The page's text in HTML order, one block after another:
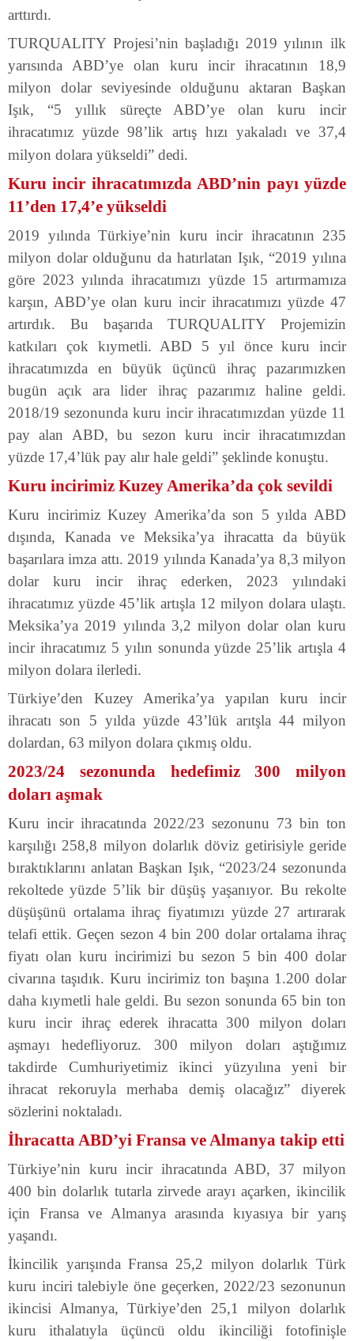
arttırdı.
TURQUALITY Projesi’nin başladığı 2019 yılının ilk
yarısında ABD’ye olan kuru incir ihracatının 18,9
milyon dolar seviyesinde olduğunu aktaran Başkan
Işık, “5 yıllık süreçte ABD’ye olan kuru incir
ihracatımız yüzde 98’lik artış hızı yakaladı ve 37,4
milyon dolara yükseldi” dedi.
Kuru incir ihracatımızda ABD’nin payı yüzde
11’den 17,4’e yükseldi
2019 yılında Türkiye’nin kuru incir ihracatının 235
milyon dolar olduğunu da hatırlatan Işık, “2019 yılına
göre 2023 yılında ihracatımızı yüzde 15 artırmamıza
karşın, ABD’ye olan kuru incir ihracatımızı yüzde 47
artırdık. Bu başarıda TURQUALITY Projemizin
katkıları çok kıymetli. ABD 5 yıl önce kuru incir
ihracatımızda en büyük üçüncü ihraç pazarımızken
bugün açık ara lider ihraç pazarımız haline geldi.
2018/19 sezonunda kuru incir ihracatımızdan yüzde 11
pay alan ABD, bu sezon kuru incir ihracatımızdan
yüzde 17,4’lük pay alır hale geldi” şeklinde konuştu.
Kuru incirimiz Kuzey Amerika’da çok sevildi
Kuru incirimiz Kuzey Amerika’da son 5 yılda ABD
dışında, Kanada ve Meksika’ya ihracatta da büyük
başarılara imza attı. 2019 yılında Kanada’ya 8,3 milyon
dolar kuru incir ihraç ederken, 2023 yılındaki
ihracatımız yüzde 45’lik artışla 12 milyon dolara ulaştı.
Meksika’ya 2019 yılında 3,2 milyon dolar olan kuru
incir ihracatımız 5 yılın sonunda yüzde 25’lik artışla 4
milyon dolara ilerledi.
Türkiye’den Kuzey Amerika’ya yapılan kuru incir
ihracatı son 5 yılda yüzde 43’lük arıtşla 44 milyon
dolardan, 63 milyon dolara çıkmış oldu.
2023/24 sezonunda hedefimiz 300 milyon
doları aşmak
Kuru incir ihracatında 2022/23 sezonunu 73 bin ton
karşılığı 258,8 milyon dolarlık döviz getirisiyle geride
bıraktıklarını anlatan Başkan Işık, “2023/24 sezonunda
rekoltede yüzde 5’lik bir düşüş yaşanıyor. Bu rekolte
düşüşünü ortalama ihraç fiyatımızı yüzde 27 artırarak
telafi ettik. Geçen sezon 4 bin 200 dolar ortalama ihraç
fiyatı olan kuru incirimizi bu sezon 5 bin 400 dolar
civarına taşıdık. Kuru incirimiz ton başına 1.200 dolar
daha kıymetli hale geldi. Bu sezon sonunda 65 bin ton
kuru incir ihraç ederek ihracatta 300 milyon doları
aşmayı hedefliyoruz. 300 milyon doları aştığımız
takdirde Cumhuriyetimiz ikinci yüzyılına yeni bir
ihracat rekoruyla merhaba demiş olacağız” diyerek
sözlerini noktaladı.
İhracatta ABD’yi Fransa ve Almanya takip etti
Türkiye’nin kuru incir ihracatında ABD, 37 milyon
400 bin dolarlık tutarla zirvede arayı açarken, ikincilik
için Fransa ve Almanya arasında kıyasıya bir yarış
yaşandı.
İkincilik yarışında Fransa 25,2 milyon dolarlık Türk
kuru inciri talebiyle öne geçerken, 2022/23 sezonunun
ikincisi Almanya, Türkiye’den 25,1 milyon dolarlık
kuru ithalatıyla üçüncü oldu ikinciliği fotofinişle